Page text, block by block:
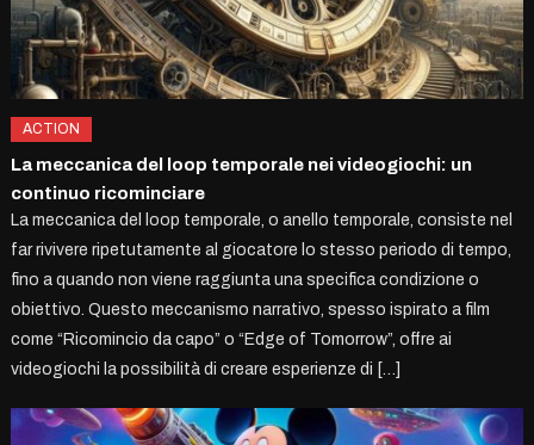
ACTION
La meccanica del loop temporale nei videogiochi: un
continuo ricominciare
La meccanica del loop temporale, o anello temporale, consiste nel
far rivivere ripetutamente al giocatore lo stesso periodo di tempo,
fino a quando non viene raggiunta una specifica condizione o
obiettivo. Questo meccanismo narrativo, spesso ispirato a film
come “Ricomincio da capo” o “Edge of Tomorrow”, offre ai
videogiochi la possibilità di creare esperienze di […]